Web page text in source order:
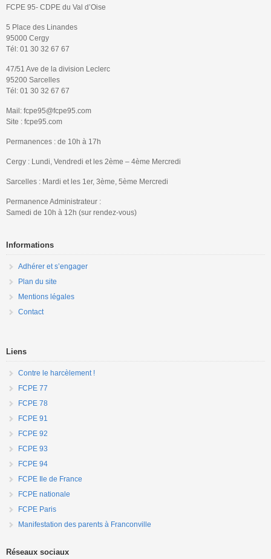
FCPE 95- CDPE du Val d’Oise
5 Place des Linandes
95000 Cergy
Tél: 01 30 32 67 67
47/51 Ave de la division Leclerc
95200 Sarcelles
Tél: 01 30 32 67 67
Mail: fcpe95@fcpe95.com
Site : fcpe95.com
Permanences : de 10h à 17h
Cergy : Lundi, Vendredi et les 2ème – 4ème Mercredi
Sarcelles : Mardi et les 1er, 3ème, 5ème Mercredi
Permanence Administrateur :
Samedi de 10h à 12h (sur rendez-vous)
Informations
Adhérer et s’engager
Plan du site
Mentions légales
Contact
Liens
Contre le harcèlement !
FCPE 77
FCPE 78
FCPE 91
FCPE 92
FCPE 93
FCPE 94
FCPE Ile de France
FCPE nationale
FCPE Paris
Manifestation des parents à Franconville
Réseaux sociaux